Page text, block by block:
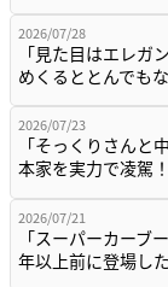
2026/07/28
「見た目はエレ
めくるととんでも
2026/07/23
「そっくりさん
本家を実力で凌駕
2026/07/21
「スーパーカー
年以上前に登場し